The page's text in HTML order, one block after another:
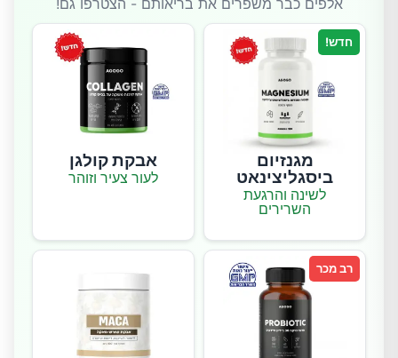
אלפים כבר משפרים את בריאותם - הצטרפו גם!
חדש!
מגנזיום
ביסגליצינאט
לשינה והרגעת
השרירים
אבקת קולגן
לעור צעיר וזוהר
רב מכר